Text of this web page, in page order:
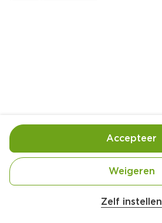
Ingrediënten
2 rijpe Fairtrade bananen
Zelf instellen
Weigeren
Accepteer